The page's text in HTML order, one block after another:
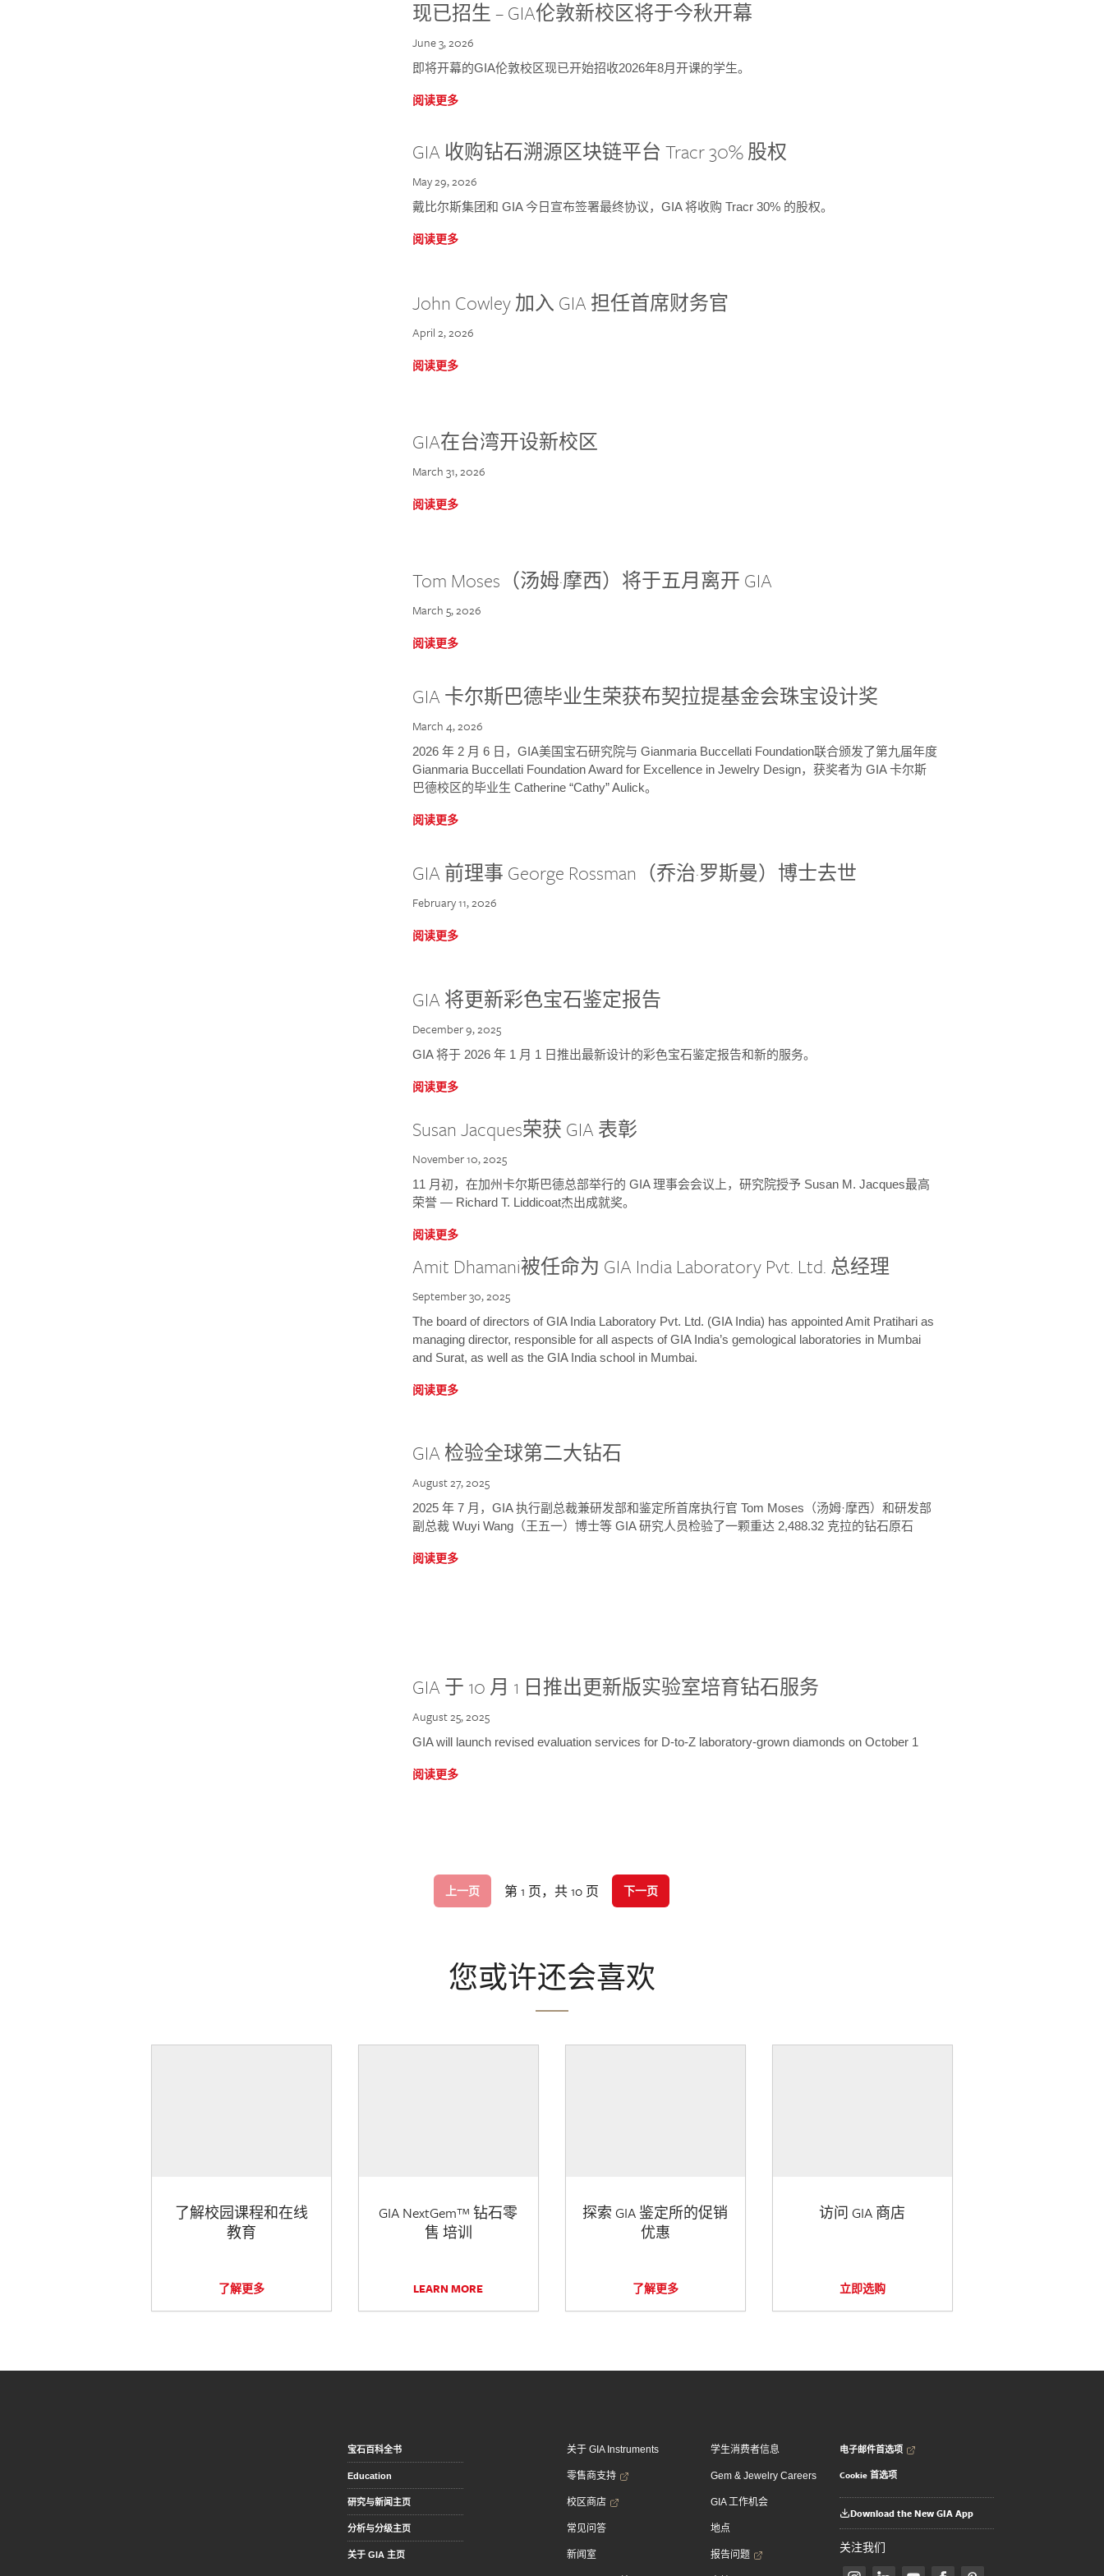
现已招生 – GIA伦敦新校区将于今秋开幕
June 3, 2026
即将开幕的GIA伦敦校区现已开始招收2026年8月开课的学生。
阅读更多
GIA 收购钻石溯源区块链平台 Tracr 30% 股权
May 29, 2026
戴比尔斯集团和 GIA 今日宣布签署最终协议，GIA 将收购 Tracr 30% 的股权。
阅读更多
John Cowley 加入 GIA 担任首席财务官
April 2, 2026
阅读更多
GIA在台湾开设新校区
March 31, 2026
阅读更多
Tom Moses（汤姆·摩西）将于五月离开 GIA
March 5, 2026
阅读更多
GIA 卡尔斯巴德毕业生荣获布契拉提基金会珠宝设计奖
March 4, 2026
2026 年 2 月 6 日，GIA美国宝石研究院与 Gianmaria Buccellati Foundation联合颁发了第九届年度
Gianmaria Buccellati Foundation Award for Excellence in Jewelry Design，获奖者为 GIA 卡尔斯
巴德校区的毕业生 Catherine “Cathy” Aulick。
阅读更多
GIA 前理事 George Rossman（乔治·罗斯曼）博士去世
February 11, 2026
阅读更多
GIA 将更新彩色宝石鉴定报告
December 9, 2025
GIA 将于 2026 年 1 月 1 日推出最新设计的彩色宝石鉴定报告和新的服务。
阅读更多
Susan Jacques荣获 GIA 表彰
November 10, 2025
11 月初，在加州卡尔斯巴德总部举行的 GIA 理事会会议上，研究院授予 Susan M. Jacques最高
荣誉 — Richard T. Liddicoat杰出成就奖。
阅读更多
Amit Dhamani被任命为 GIA India Laboratory Pvt. Ltd. 总经理
September 30, 2025
The board of directors of GIA India Laboratory Pvt. Ltd. (GIA India) has appointed Amit Pratihari as
managing director, responsible for all aspects of GIA India’s gemological laboratories in Mumbai
and Surat, as well as the GIA India school in Mumbai.
阅读更多
GIA 检验全球第二大钻石
August 27, 2025
2025 年 7 月，GIA 执行副总裁兼研发部和鉴定所首席执行官 Tom Moses（汤姆·摩西）和研发部
副总裁 Wuyi Wang（王五一）博士等 GIA 研究人员检验了一颗重达 2,488.32 克拉的钻石原石
阅读更多
GIA 于 10 月 1 日推出更新版实验室培育钻石服务
August 25, 2025
GIA will launch revised evaluation services for D-to-Z laboratory-grown diamonds on October 1
阅读更多
上一页 第 1 页，共 10 页 下一页
您或许还会喜欢
了解校园课程和在线
教育
了解更多
GIA NextGem™ 钻石零
售 培训
LEARN MORE
探索 GIA 鉴定所的促销
优惠
了解更多
访问 GIA 商店
立即选购
宝石百科全书
Education
研究与新闻主页
分析与分级主页
关于 GIA 主页
关于 GIA Instruments
零售商支持
校区商店
常见问答
新闻室
学生消费者信息
Gem & Jewelry Careers
GIA 工作机会
地点
报告问题
电子邮件首选项
Cookie 首选项
Download the New GIA App
关注我们